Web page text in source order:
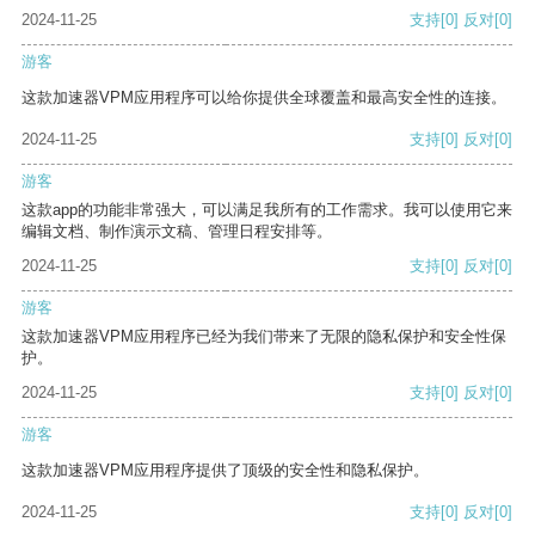
2024-11-25 支持[0] 反对[0]
游客
这款加速器VPM应用程序可以给你提供全球覆盖和最高安全性的连接。
2024-11-25 支持[0] 反对[0]
游客
这款app的功能非常强大，可以满足我所有的工作需求。我可以使用它来
编辑文档、制作演示文稿、管理日程安排等。
2024-11-25
支持[0] 反对[0]
游客
这款加速器VPM应用程序已经为我们带来了无限的隐私保护和安全性保
护。
2024-11-25
支持[0] 反对[0]
游客
这款加速器VPM应用程序提供了顶级的安全性和隐私保护。
2024-11-25 支持[0] 反对[0]